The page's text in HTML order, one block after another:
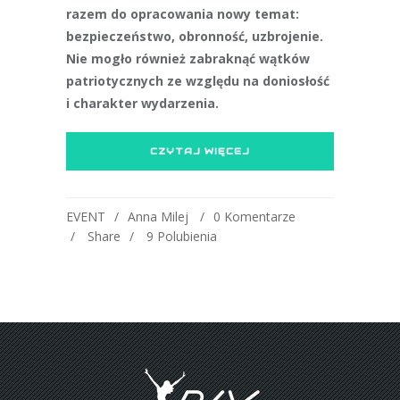
razem do opracowania nowy temat:
bezpieczeństwo, obronność, uzbrojenie.
Nie mogło również zabraknąć wątków
patriotycznych ze względu na doniosłość
i charakter wydarzenia.
CZYTAJ WIĘCEJ
EVENT Anna Milej
0 Komentarze
Share
9 Polubienia